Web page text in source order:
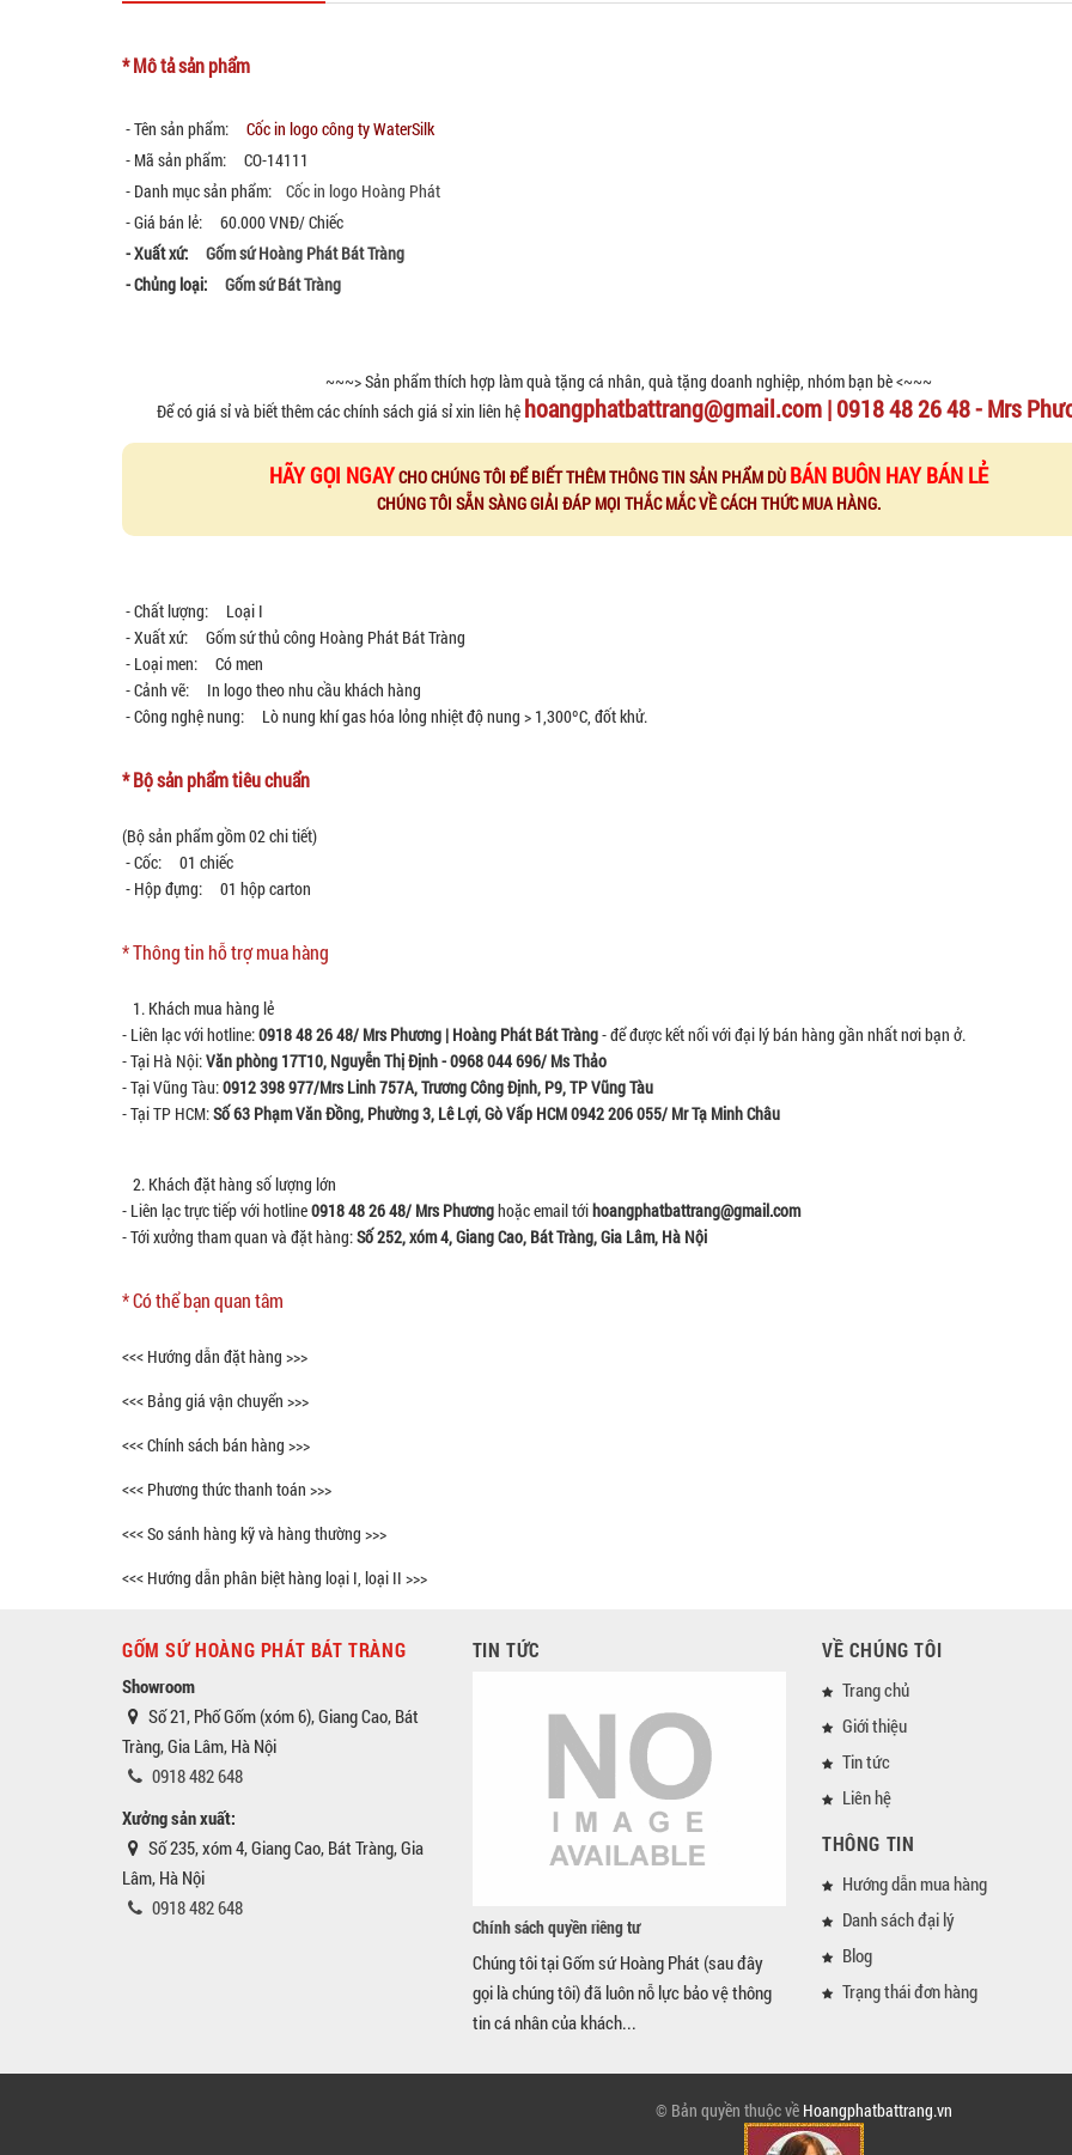
* Mô tả sản phẩm
- Tên sản phẩm:
Cốc in logo công ty WaterSilk
- Mã sản phẩm: CO-14111
- Danh mục sản phẩm:
Cốc in logo Hoàng Phát
- Giá bán lẻ: 60.000 VNĐ/ Chiếc
- Xuất xứ: Gốm sứ Hoàng Phát Bát Tràng
- Chủng loại: Gốm sứ Bát Tràng
~~~> Sản phẩm thích hợp làm quà tặng cá nhân, quà tặng doanh nghiệp, nhóm bạn bè <~~~
Để có giá sỉ và biết thêm các chính sách giá sỉ xin liên hệ hoangphatbattrang@gmail.com | 0918 48 26 48 - Mrs
HÃY GỌI NGAYCHO CHÚNG TÔI ĐỂ BIẾT THÊM THÔNG TIN SẢN PHẨM DÙ BÁN BUÔN HAY BÁN LẺ
CHÚNG TÔI SẴN SÀNG GIẢI ĐÁP MỌI THẮC MẮC VỀ CÁCH THỨC MUA HÀNG.
- Chất lượng: Loại I
- Xuất xứ: Gốm sứ thủ công Hoàng Phát Bát Tràng
- Loại men: Có men
- Cảnh vẽ: In logo theo nhu cầu khách hàng
- Công nghệ nung: Lò nung khí gas hóa lỏng nhiệt độ nung > 1,300ºC, đốt khử.
* Bộ sản phẩm tiêu chuẩn
(Bộ sản phẩm gồm 02 chi tiết)
- Cốc: 01 chiếc
- Hộp đựng: 01 hộp carton
* Thông tin hỗ trợ mua hàng
1. Khách mua hàng lẻ
- Liên lạc với hotline:0918 48 26 48/ Mrs Phương | Hoàng Phát Bát Tràng- để được kết nối với đại lý bán hàng gần nhất nơi bạn ở.
- Tại Hà Nội:Văn phòng 17T10, Nguyễn Thị Định - 0968 044 696/ Ms Thảo
- Tại Vũng Tàu:0912 398 977/Mrs Linh757A, Trương Công Định, P9, TP Vũng Tàu
- Tại TP HCM:Số 63 Phạm Văn Đồng, Phường 3, Lê Lợi, Gò Vấp HCM 0942 206 055/ Mr Tạ Minh Châu
2. Khách đặt hàng số lượng lớn
- Liên lạc trực tiếp với hotline0918 48 26 48/ Mrs Phươnghoặc email tớihoangphatbattrang@gmail.com
- Tới xưởng tham quan và đặt hàng:Số 252, xóm 4, Giang Cao, Bát Tràng, Gia Lâm, Hà Nội
* Có thể bạn quan tâm
<<< Hướng dẫn đặt hàng >>>
<<< Bảng giá vận chuyển >>>
<<< Chính sách bán hàng >>>
<<< Phương thức thanh toán >>>
<<< So sánh hàng kỹ và hàng thường >>>
<<< Hướng dẫn phân biệt hàng loại I, loại II >>>
GỐM SỨ HOÀNG PHÁT BÁT TRÀNG
Showroom
Số 21, Phố Gốm (xóm 6), Giang Cao, Bát
Tràng, Gia Lâm, Hà Nội
0918 482 648
Xưởng sản xuất:
Số 235, xóm 4, Giang Cao, Bát Tràng, Gia
Lâm, Hà Nội
0918 482 648
TIN TỨC
Chính sách quyền riêng tư
Chúng tôi tại Gốm sứ Hoàng Phát (sau đây
gọi là chúng tôi) đã luôn nỗ lực bảo vệ thông
tin cá nhân của khách...
VỀ CHÚNG TÔI
Trang chủ
Giới thiệu
Tin tức
Liên hệ
THÔNG TIN
Hướng dẫn mua hàng
Danh sách đại lý
Blog
Trạng thái đơn hàng
© Bản quyền thuộc về Hoangphatbattrang.vn